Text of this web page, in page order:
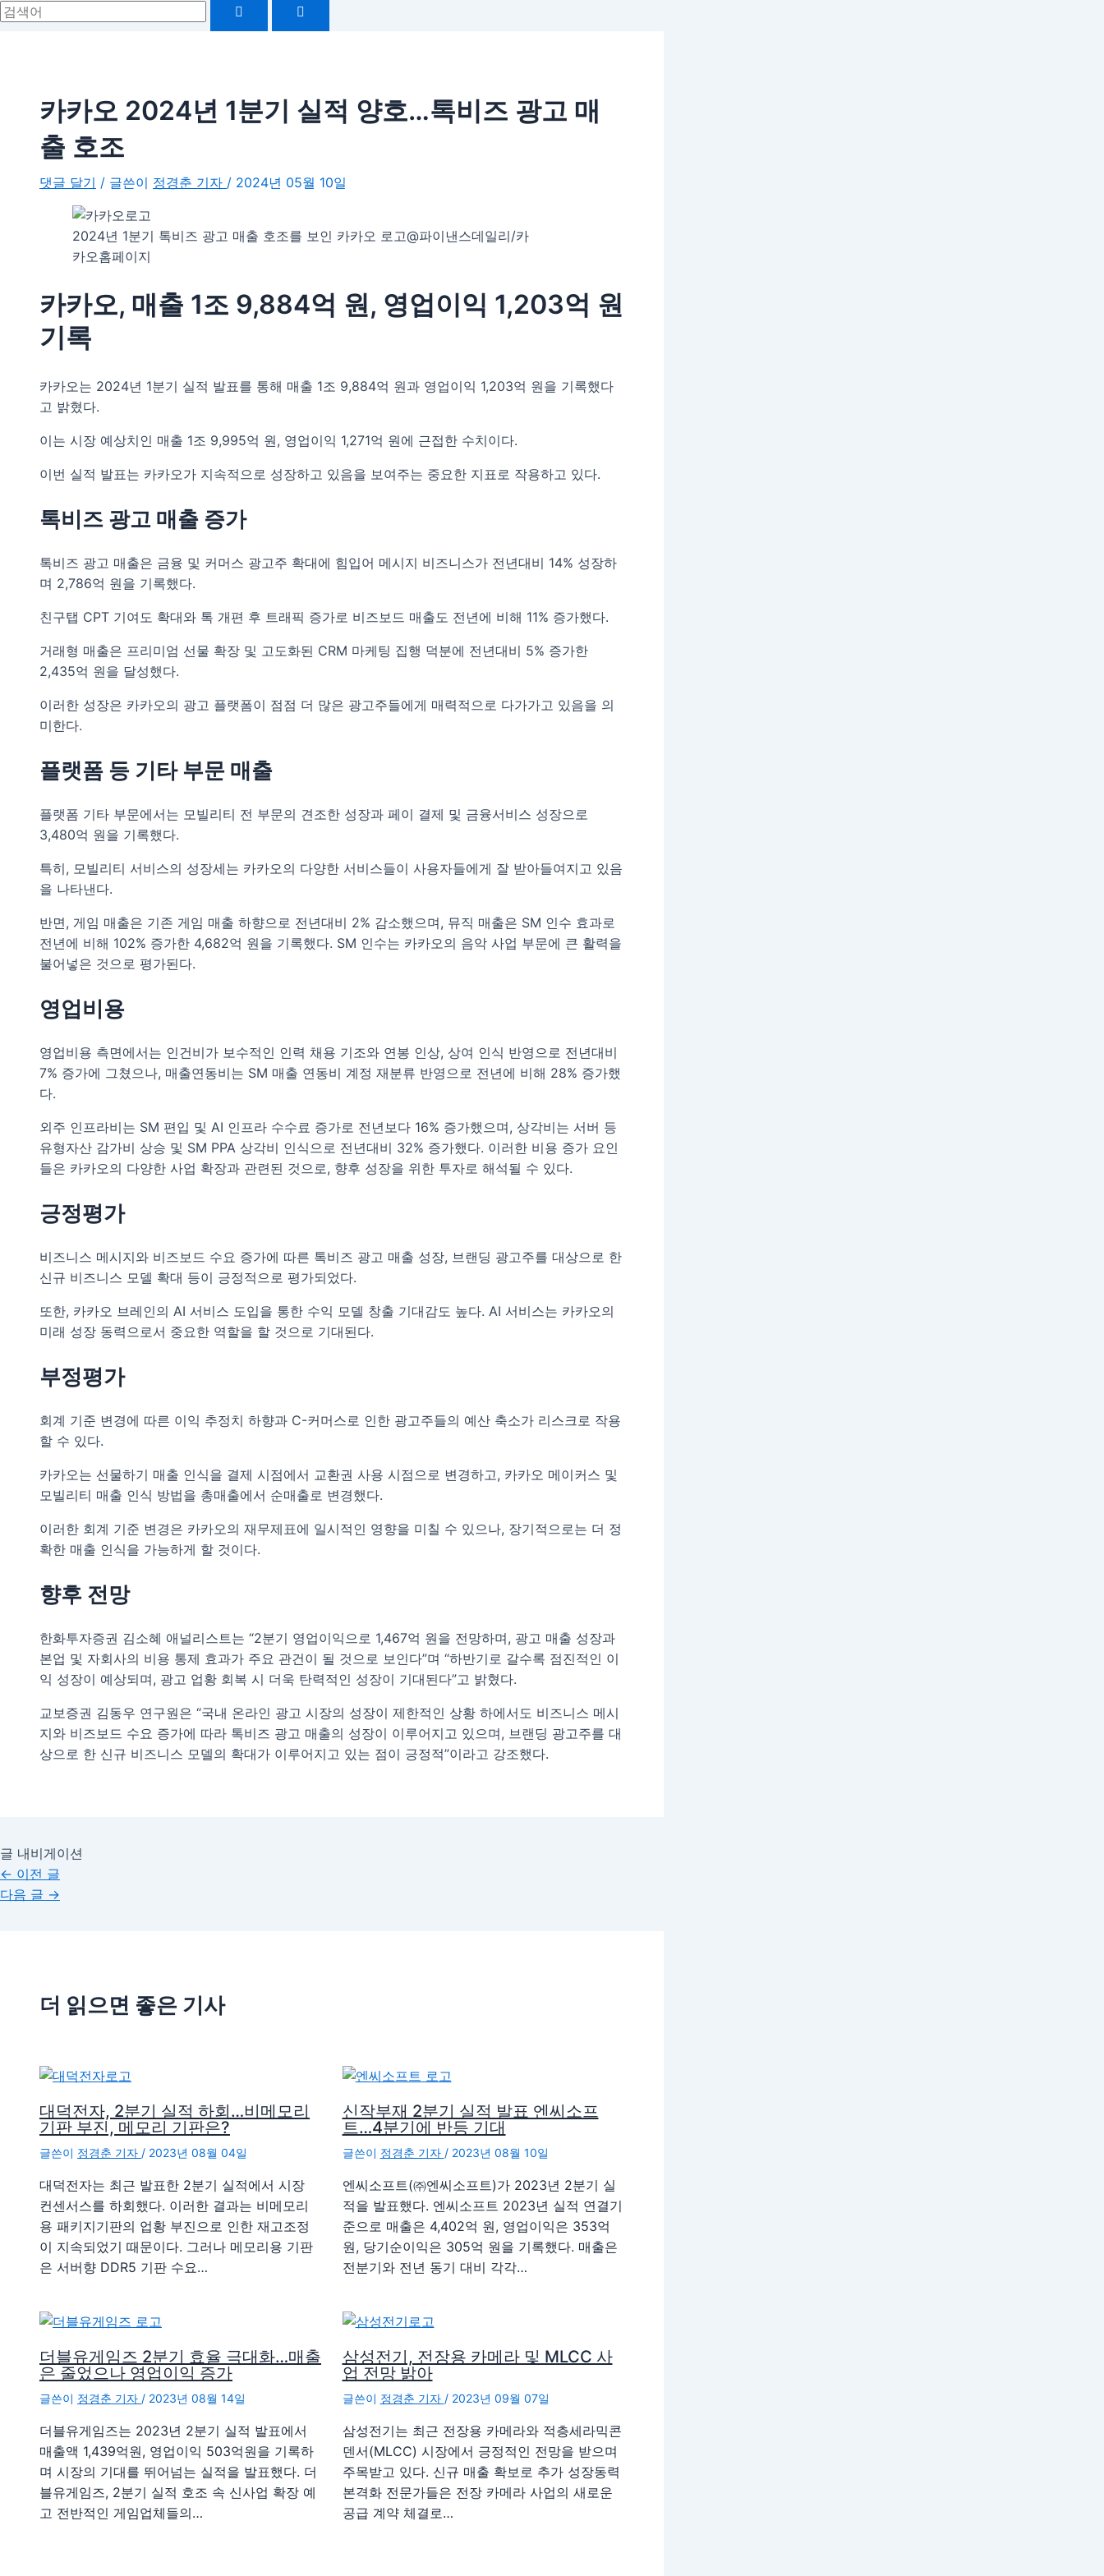
카카오 2024년 1분기 실적 양호…톡비즈 광고 매
출 호조
댓글 달기 / 글쓴이 정경춘 기자 / 2024년 05월 10일
2024년 1분기 톡비즈 광고 매출 호조를 보인 카카오 로고@파이낸스데일리/카
카오홈페이지
카카오, 매출 1조 9,884억 원, 영업이익 1,203억 원
기록
카카오는 2024년 1분기 실적 발표를 통해 매출 1조 9,884억 원과 영업이익 1,203억 원을 기록했다
고 밝혔다.
이는 시장 예상치인 매출 1조 9,995억 원, 영업이익 1,271억 원에 근접한 수치이다.
이번 실적 발표는 카카오가 지속적으로 성장하고 있음을 보여주는 중요한 지표로 작용하고 있다.
톡비즈 광고 매출 증가
톡비즈 광고 매출은 금융 및 커머스 광고주 확대에 힘입어 메시지 비즈니스가 전년대비 14% 성장하
며 2,786억 원을 기록했다.
친구탭 CPT 기여도 확대와 톡 개편 후 트래픽 증가로 비즈보드 매출도 전년에 비해 11% 증가했다.
거래형 매출은 프리미엄 선물 확장 및 고도화된 CRM 마케팅 집행 덕분에 전년대비 5% 증가한
2,435억 원을 달성했다.
이러한 성장은 카카오의 광고 플랫폼이 점점 더 많은 광고주들에게 매력적으로 다가가고 있음을 의
미한다.
플랫폼 등 기타 부문 매출
플랫폼 기타 부문에서는 모빌리티 전 부문의 견조한 성장과 페이 결제 및 금융서비스 성장으로
3,480억 원을 기록했다.
특히, 모빌리티 서비스의 성장세는 카카오의 다양한 서비스들이 사용자들에게 잘 받아들여지고 있음
을 나타낸다.
반면, 게임 매출은 기존 게임 매출 하향으로 전년대비 2% 감소했으며, 뮤직 매출은 SM 인수 효과로
전년에 비해 102% 증가한 4,682억 원을 기록했다. SM 인수는 카카오의 음악 사업 부문에 큰 활력을
불어넣은 것으로 평가된다.
영업비용
영업비용 측면에서는 인건비가 보수적인 인력 채용 기조와 연봉 인상, 상여 인식 반영으로 전년대비
7% 증가에 그쳤으나, 매출연동비는 SM 매출 연동비 계정 재분류 반영으로 전년에 비해 28% 증가했
다.
외주 인프라비는 SM 편입 및 AI 인프라 수수료 증가로 전년보다 16% 증가했으며, 상각비는 서버 등
유형자산 감가비 상승 및 SM PPA 상각비 인식으로 전년대비 32% 증가했다. 이러한 비용 증가 요인
들은 카카오의 다양한 사업 확장과 관련된 것으로, 향후 성장을 위한 투자로 해석될 수 있다.
긍정평가
비즈니스 메시지와 비즈보드 수요 증가에 따른 톡비즈 광고 매출 성장, 브랜딩 광고주를 대상으로 한
신규 비즈니스 모델 확대 등이 긍정적으로 평가되었다.
또한, 카카오 브레인의 AI 서비스 도입을 통한 수익 모델 창출 기대감도 높다. AI 서비스는 카카오의
미래 성장 동력으로서 중요한 역할을 할 것으로 기대된다.
부정평가
회계 기준 변경에 따른 이익 추정치 하향과 C-커머스로 인한 광고주들의 예산 축소가 리스크로 작용
할 수 있다.
카카오는 선물하기 매출 인식을 결제 시점에서 교환권 사용 시점으로 변경하고, 카카오 메이커스 및
모빌리티 매출 인식 방법을 총매출에서 순매출로 변경했다.
이러한 회계 기준 변경은 카카오의 재무제표에 일시적인 영향을 미칠 수 있으나, 장기적으로는 더 정
확한 매출 인식을 가능하게 할 것이다.
향후 전망
한화투자증권 김소혜 애널리스트는 “2분기 영업이익으로 1,467억 원을 전망하며, 광고 매출 성장과
본업 및 자회사의 비용 통제 효과가 주요 관건이 될 것으로 보인다”며 “하반기로 갈수록 점진적인 이
익 성장이 예상되며, 광고 업황 회복 시 더욱 탄력적인 성장이 기대된다”고 밝혔다.
교보증권 김동우 연구원은 “국내 온라인 광고 시장의 성장이 제한적인 상황 하에서도 비즈니스 메시
지와 비즈보드 수요 증가에 따라 톡비즈 광고 매출의 성장이 이루어지고 있으며, 브랜딩 광고주를 대
상으로 한 신규 비즈니스 모델의 확대가 이루어지고 있는 점이 긍정적”이라고 강조했다.
글 내비게이션
← 이전 글
다음 글 →
더 읽으면 좋은 기사
대덕전자, 2분기 실적 하회…비메모리
기판 부진, 메모리 기판은?
글쓴이 정경춘 기자 / 2023년 08월 04일
대덕전자는 최근 발표한 2분기 실적에서 시장
컨센서스를 하회했다. 이러한 결과는 비메모리
용 패키지기판의 업황 부진으로 인한 재고조정
이 지속되었기 때문이다. 그러나 메모리용 기판
은 서버향 DDR5 기판 수요…
신작부재 2분기 실적 발표 엔씨소프
트…4분기에 반등 기대
글쓴이 정경춘 기자 / 2023년 08월 10일
엔씨소프트(㈜엔씨소프트)가 2023년 2분기 실
적을 발표했다. 엔씨소프트 2023년 실적 연결기
준으로 매출은 4,402억 원, 영업이익은 353억
원, 당기순이익은 305억 원을 기록했다. 매출은
전분기와 전년 동기 대비 각각…
더블유게임즈 2분기 효율 극대화…매출
은 줄었으나 영업이익 증가
글쓴이 정경춘 기자 / 2023년 08월 14일
더블유게임즈는 2023년 2분기 실적 발표에서
매출액 1,439억원, 영업이익 503억원을 기록하
며 시장의 기대를 뛰어넘는 실적을 발표했다. 더
블유게임즈, 2분기 실적 호조 속 신사업 확장 예
고 전반적인 게임업체들의…
삼성전기, 전장용 카메라 및 MLCC 사
업 전망 밝아
글쓴이 정경춘 기자 / 2023년 09월 07일
삼성전기는 최근 전장용 카메라와 적층세라믹콘
덴서(MLCC) 시장에서 긍정적인 전망을 받으며
주목받고 있다. 신규 매출 확보로 추가 성장동력
본격화 전문가들은 전장 카메라 사업의 새로운
공급 계약 체결로…